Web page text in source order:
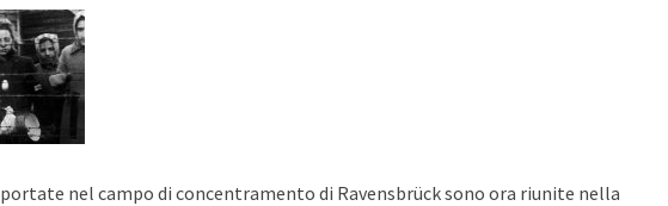
nel campo di concentramento di Ravensbrück sono ora riunite nella